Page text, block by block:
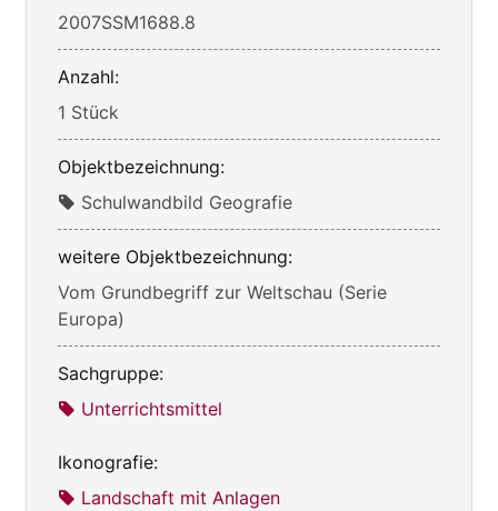
2007SSM1688.8
Anzahl:
1 Stück
Objektbezeichnung:
Schulwandbild Geografie
weitere Objektbezeichnung:
Vom Grundbegriff zur Weltschau (Serie
Europa)
Sachgruppe:
Unterrichtsmittel
Ikonografie:
Landschaft mit Anlagen